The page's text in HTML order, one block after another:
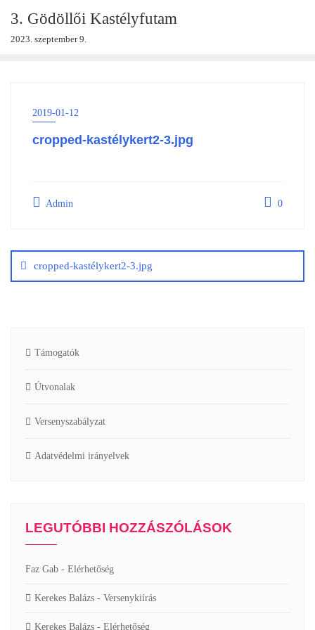
content
3. Gödöllői Kastélyfutam
2023. szeptember 9.
2019-01-12
cropped-kastélykert2-3.jpg
Admin 0
navigáció
cropped-kastélykert2-3.jpg
Támogatók
Útvonalak
Versenyszabályzat
Adatvédelmi irányelvek
LEGUTÓBBI HOZZÁSZÓLÁSOK
Faz Gab - Elérhetőség
Kerekes Balázs - Versenykiírás
Kerekes Balázs - Elérhetőség